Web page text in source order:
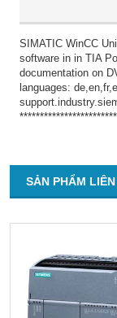
SIMATIC WinCC
software in in TIA
documentation on
languages:
SẢN PHẨM